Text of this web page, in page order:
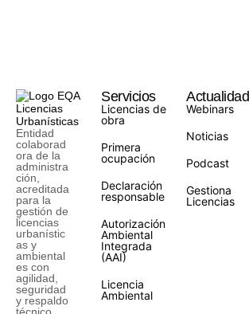
Entidad
colaborad
ora de la
administra
ción,
acreditada
para la
gestión de
licencias
urbanístic
as y
ambiental
es con
agilidad,
seguridad
y respaldo
Servicios
Licencias de
obra
Primera
ocupación
Declaración
responsable
Autorización
Ambiental
Integrada
(AAI)
Licencia
Ambiental
Actualidad
Webinars
Noticias
Podcast
Gestiona
Licencias